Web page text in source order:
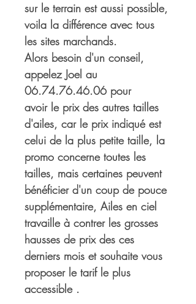
sur le terrain est aussi possible,
voila la différence avec tous
les sites marchands.
Alors besoin d'un conseil,
appelez Joel au
06.74.76.46.06 pour
avoir le prix des autres tailles
d'ailes, car le prix indiqué est
celui de la plus petite taille, la
promo concerne toutes les
tailles, mais certaines peuvent
bénéficier d'un coup de pouce
supplémentaire, Ailes en ciel
travaille à contrer les grosses
hausses de prix des ces
derniers mois et souhaite vous
proposer le tarif le plus
accessible .